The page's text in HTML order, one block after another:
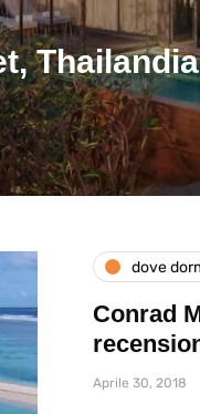
dove
Conrad
Aprile 30, 2018